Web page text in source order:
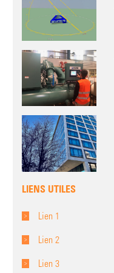
LIENS UTILES
Lien 1
Lien 2
Lien 3